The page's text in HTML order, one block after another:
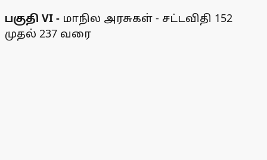
பகுதி VI - மாநில அரசுகள் - சட்டவிதி 152
முதல் 237 வரை